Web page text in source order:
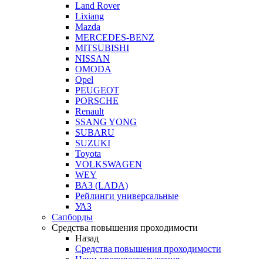
Land Rover
Lixiang
Mazda
MERCEDES-BENZ
MITSUBISHI
NISSAN
OMODA
Opel
PEUGEOT
PORSCHE
Renault
SSANG YONG
SUBARU
SUZUKI
Toyota
VOLKSWAGEN
WEY
ВАЗ (LADA)
Рейлинги универсальные
УАЗ
Сапборды
Средства повышения проходимости
Назад
Средства повышения проходимости